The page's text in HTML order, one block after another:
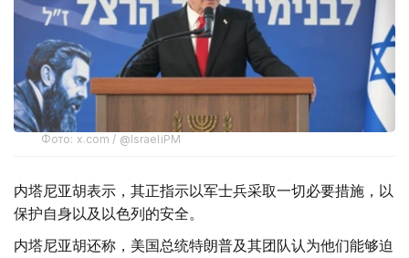
Фото: x.com / @IsraeliPM
内塔尼亚胡表示，其正指示以军士兵采取一切必要措施，以
保护自身以及以色列的安全。
内塔尼亚胡还称，美国总统特朗普及其团队认为他们能够迫